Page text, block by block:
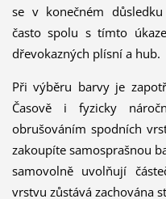
se v konečném
často spolu s tímto
dřevokazných plísní a hub.
Při výběru barvy je
Časově i fyzicky
obrušováním spodních
zakoupíte samosprašnou
samovolně uvolňují
vrstvu zůstává zachována